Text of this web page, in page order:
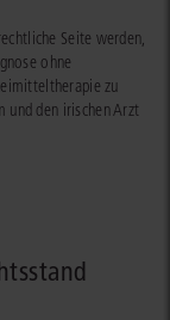
Seite werden,
ohne
zu
und den irischen Arzt